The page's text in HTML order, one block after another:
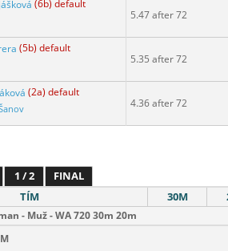
(6b) default
5.47 after 72
(5b) default
5.35 after 72
(2a) default
4.36 after 72
1 / 2
FINAL
TÍM 30M
- Muž - WA 720 30m 20m